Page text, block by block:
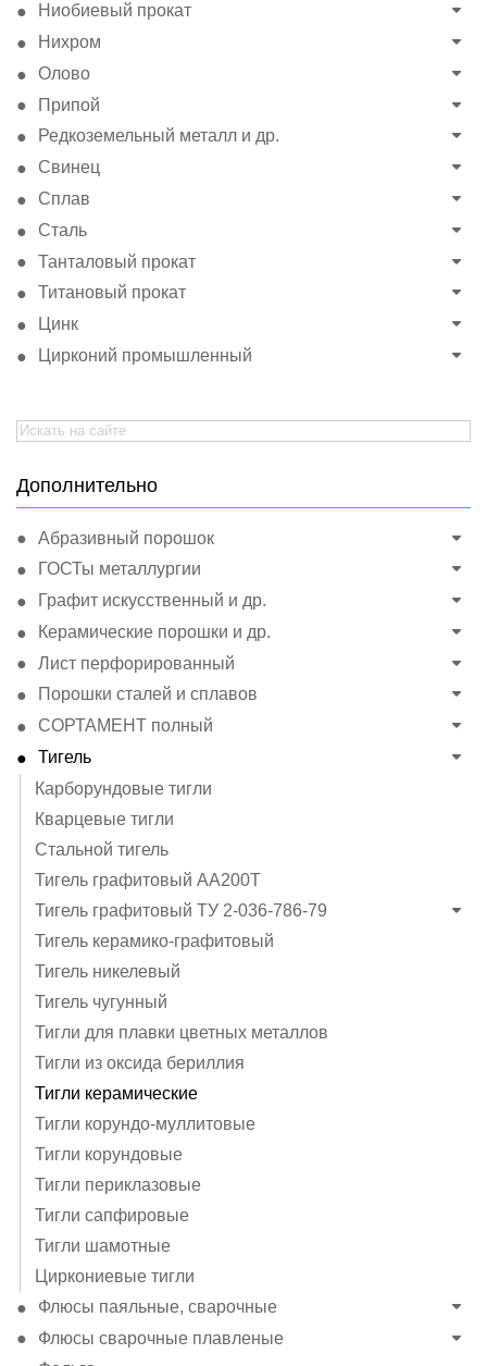
Ниобиевый прокат
Нихром
Олово
Припой
Редкоземельный металл и др.
Свинец
Сплав
Сталь
Танталовый прокат
Титановый прокат
Цинк
Цирконий промышленный
Search
for:
Дополнительно
Абразивный порошок
ГОСТы металлургии
Графит искусственный и др.
Керамические порошки и др.
Лист перфорированный
Порошки сталей и сплавов
СОРТАМЕНТ полный
Тигель
Карборундовые тигли
Кварцевые тигли
Стальной тигель
Тигель графитовый АА200Т
Тигель графитовый ТУ 2-036-786-79
Тигель керамико-графитовый
Тигель никелевый
Тигель чугунный
Тигли для плавки цветных металлов
Тигли из оксида бериллия
Тигли керамические
Тигли корундо-муллитовые
Тигли корундовые
Тигли периклазовые
Тигли сапфировые
Тигли шамотные
Циркониевые тигли
Флюсы паяльные, сварочные
Флюсы сварочные плавленые